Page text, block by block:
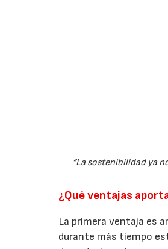
“La sostenibilidad ya
¿Qué ventajas
La primera ventaja es
durante más tiempo